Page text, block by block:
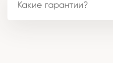
Какие гарантии?